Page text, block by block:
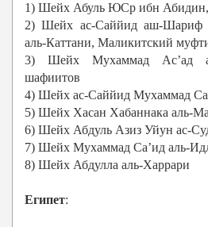
1) Шейх Абуль ЮСр ибн
2) Шейх ас-Саййид аш-Шариф
аль-Каттани, Маликитский
3) Шейх Мухаммад Ас’ад
шафиитов
4) Шейх ас-Саййид Мухаммад
5) Шейх Хасан Хабаннака аль-
6) Шейх Абдуль Азиз Уйун ас-
7) Шейх Мухаммад Са’ид аль-
8) Шейх Абдулла аль-Харрари
Египет: